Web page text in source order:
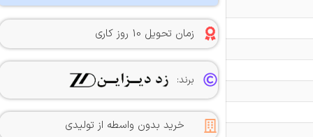
زمان تحویل 10 روز کاری
برند:
خرید بدون واسطه از تولیدی